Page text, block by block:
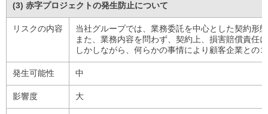
(3) 赤字プロジェクトの発生防止について
リスクの内容
当社グループでは、業務委託を中心とした契約形
また、業務内容を問わず、契約上、損害賠償責任
しかしながら、何らかの事情により顧客企業との
発生可能性 中
影響度 大